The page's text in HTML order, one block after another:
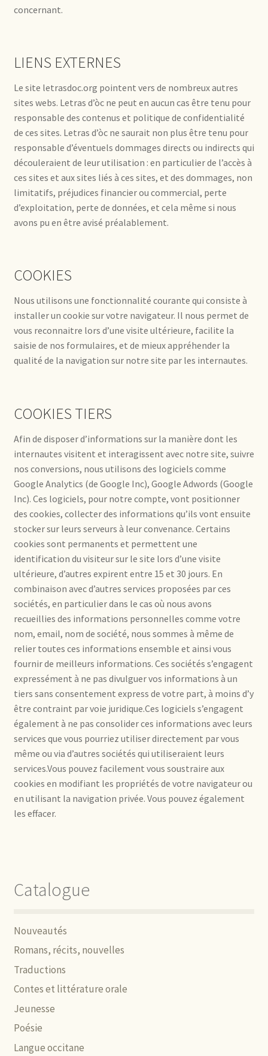
concernant.
LIENS EXTERNES
Le site letrasdoc.org pointent vers de nombreux autres
sites webs. Letras d’òc ne peut en aucun cas être tenu pour
responsable des contenus et politique de confidentialité
de ces sites. Letras d’òc ne saurait non plus être tenu pour
responsable d’éventuels dommages directs ou indirects qui
découleraient de leur utilisation : en particulier de l’accès à
ces sites et aux sites liés à ces sites, et des dommages, non
limitatifs, préjudices financier ou commercial, perte
d’exploitation, perte de données, et cela même si nous
avons pu en être avisé préalablement.
COOKIES
Nous utilisons une fonctionnalité courante qui consiste à
installer un cookie sur votre navigateur. Il nous permet de
vous reconnaitre lors d’une visite ultérieure, facilite la
saisie de nos formulaires, et de mieux appréhender la
qualité de la navigation sur notre site par les internautes.
COOKIES TIERS
Afin de disposer d’informations sur la manière dont les
internautes visitent et interagissent avec notre site, suivre
nos conversions, nous utilisons des logiciels comme
Google Analytics (de Google Inc), Google Adwords (Google
Inc). Ces logiciels, pour notre compte, vont positionner
des cookies, collecter des informations qu’ils vont ensuite
stocker sur leurs serveurs à leur convenance. Certains
cookies sont permanents et permettent une
identification du visiteur sur le site lors d’une visite
ultérieure, d’autres expirent entre 15 et 30 jours. En
combinaison avec d’autres services proposées par ces
sociétés, en particulier dans le cas où nous avons
recueillies des informations personnelles comme votre
nom, email, nom de société, nous sommes à même de
relier toutes ces informations ensemble et ainsi vous
fournir de meilleurs informations. Ces sociétés s’engagent
expressément à ne pas divulguer vos informations à un
tiers sans consentement express de votre part, à moins d’y
être contraint par voie juridique.Ces logiciels s’engagent
également à ne pas consolider ces informations avec leurs
services que vous pourriez utiliser directement par vous
même ou via d’autres sociétés qui utiliseraient leurs
services.Vous pouvez facilement vous soustraire aux
cookies en modifiant les propriétés de votre navigateur ou
en utilisant la navigation privée. Vous pouvez également
les effacer.
Catalogue
Nouveautés
Romans, récits, nouvelles
Traductions
Contes et littérature orale
Jeunesse
Poésie
Langue occitane